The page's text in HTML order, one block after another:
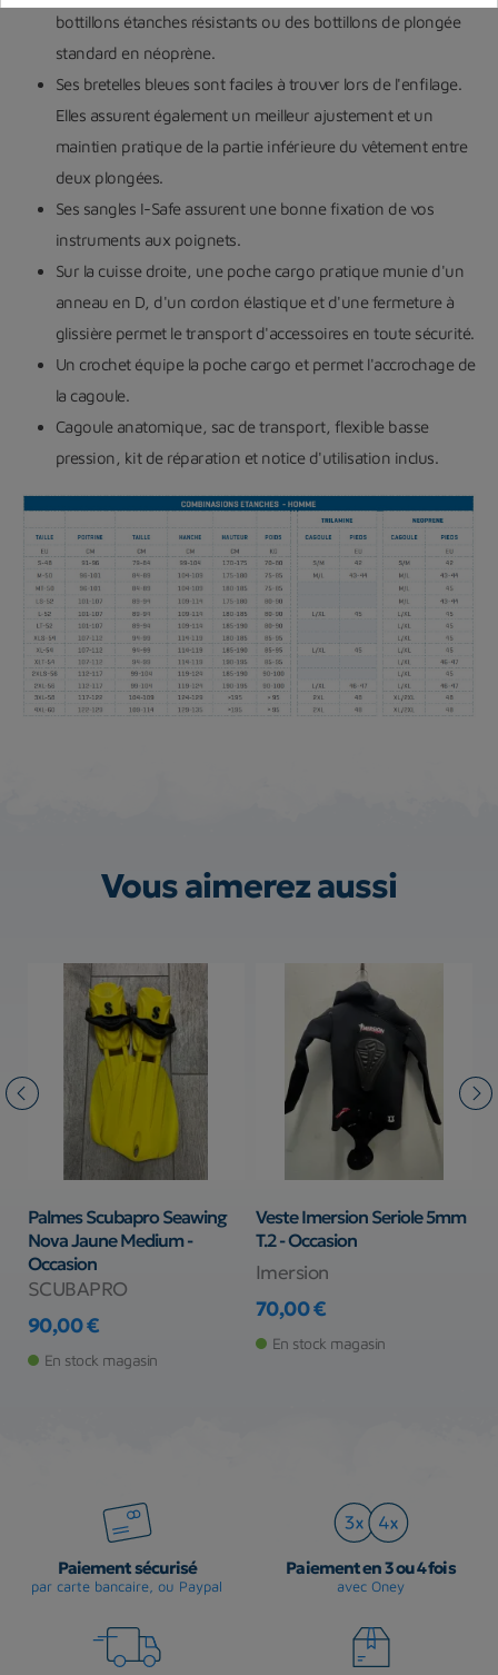
bottillons étanches résistants ou des bottillons de plongée
standard en néoprène.
Ses bretelles bleues sont faciles à trouver lors de l'enfilage.
Elles assurent également un meilleur ajustement et un
maintien pratique de la partie inférieure du vêtement entre
deux plongées.
Ses sangles I-Safe assurent une bonne fixation de vos
instruments aux poignets.
Sur la cuisse droite, une poche cargo pratique munie d'un
anneau en D, d'un cordon élastique et d'une fermeture à
glissière permet le transport d'accessoires en toute sécurité.
Un crochet équipe la poche cargo et permet l'accrochage de
la cagoule.
Cagoule anatomique, sac de transport, flexible basse
pression, kit de réparation et notice d'utilisation inclus.
Vous aimerez aussi
Palmes Scubapro Seawing
Nova Jaune Medium -
Occasion
SCUBAPRO
Prix
90,00 €
En stock magasin
Veste Imersion Seriole 5mm
T.2 - Occasion
Imersion
Prix
70,00 €
En stock magasin
Paiement sécurisé
par carte bancaire, ou Paypal
Paiement en 3 ou 4 fois
avec Oney